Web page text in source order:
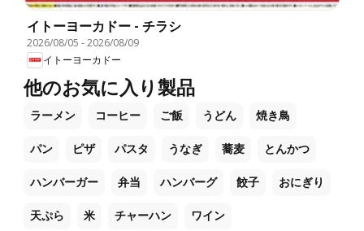
イトーヨーカドー - チラシ
2026/08/05 -2026/08/09
イトーヨーカドー
他のお気に入り製品
ラーメン コーヒー ご飯 うどん 焼き鳥
パン ピザ パスタ うなぎ 蕎麦 とんかつ
ハンバーガー 弁当 ハンバーグ 餃子 おにぎり
天ぷら 米 チャーハン ワイン